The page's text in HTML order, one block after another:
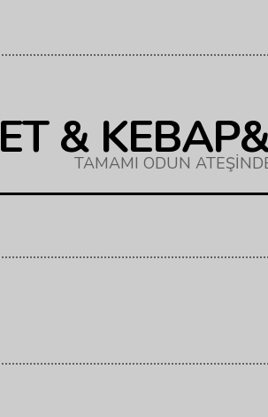
ET &TAMAMI ODUN